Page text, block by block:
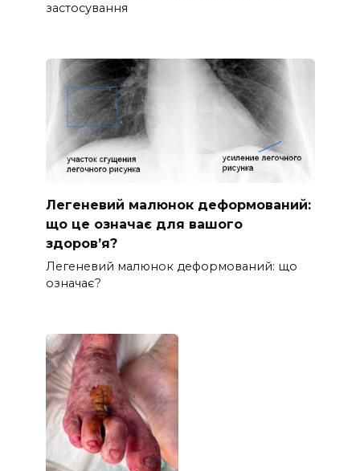
застосування
Легеневий малюнок деформований:
що це означає для вашого
здоров’я?
Легеневий малюнок деформований: що
означає?